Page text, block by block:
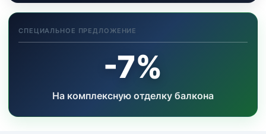
СПЕЦИАЛЬНОЕ ПРЕДЛОЖЕНИЕ
-7%
На комплексную отделку балкона